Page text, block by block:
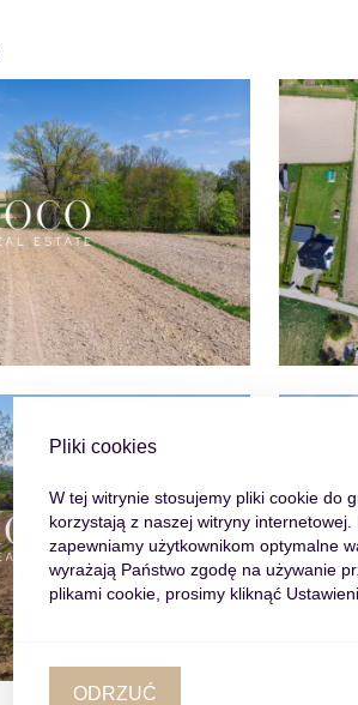
Pliki cookies
W tej witrynie stosujemy pliki cookie do
korzystają z naszej witryny
zapewniamy użytkownikom optymalne
wyrażają Państwo zgodę na używanie
plikami cookie, prosimy kliknąć
ODRZUĆ